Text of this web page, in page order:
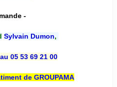
-
Sylvain Dumon,
au 05 53 69 21 00
de GROUPAMA